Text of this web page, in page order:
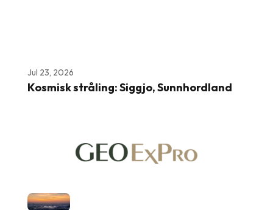
Jul 23, 2026
Kosmisk stråling: Siggjo, Sunnhordland